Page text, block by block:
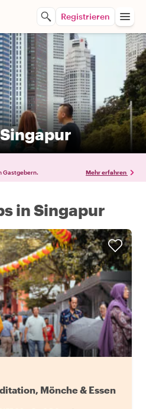
Registrieren
Gastgebern. Mehr erfahren
in Singapur
Mönche & Essen